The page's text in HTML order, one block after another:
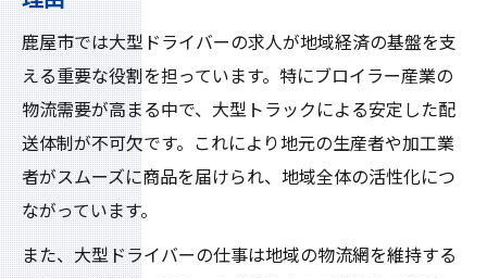
鹿屋市では大型ドライバーの求人が地域経済の基盤を支
える重要な役割を担っています。特にブロイラー産業の
物流需要が高まる中で、大型トラックによる安定した配
送体制が不可欠です。これにより地元の生産者や加工業
者がスムーズに商品を届けられ、地域全体の活性化につ
ながっています。
また、大型ドライバーの仕事は地域の物流網を維持する